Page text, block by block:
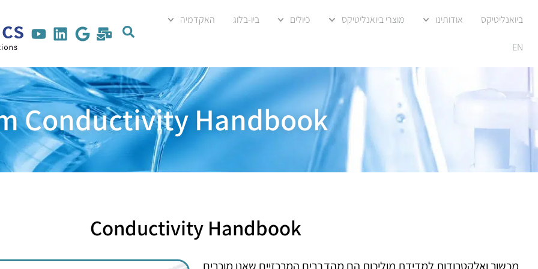
ביואנליטיקס אודותינו מוצרי ביואנליטיקס כיולים ביו-בלוג האקדמיה
EN
Conductivity Handbook
Conductivity Handbook
מכשור ואלקטרודות למדידת מוליכות הם מהדברים המרכזיים שאנו מוכרים